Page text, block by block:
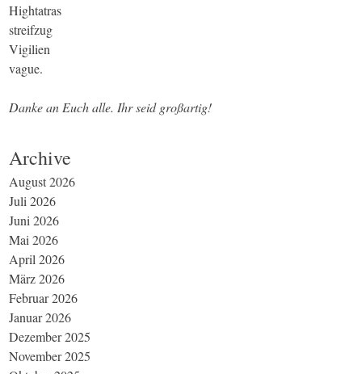
Hightatras
streifzug
Vigilien
vague.
Danke an Euch alle. Ihr seid großartig!
Archive
August 2026
Juli 2026
Juni 2026
Mai 2026
April 2026
März 2026
Februar 2026
Januar 2026
Dezember 2025
November 2025